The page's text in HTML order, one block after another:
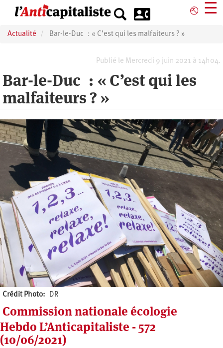
principal
⎋ ☰
Actualité Bar-le-Duc : « C’est qui les malfaiteurs ? »
Publié le Mercredi 9 juin 2021 à 14h04.
Bar-le-Duc : « C’est qui les
malfaiteurs ? »
Crédit Photo DR
Commission nationale écologie
Hebdo L’Anticapitaliste - 572
(10/06/2021)